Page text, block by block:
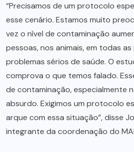
“Precisamos de um protocolo
esse cenário. Estamos muito
vez o nível de contaminação
pessoas, nos animais, em todas
problemas sérios de saúde. O
comprova o que temos falado.
de contaminação, especialmente
absurdo. Exigimos um protocolo
arque com essa situação”, disse
integrante da coordenação do